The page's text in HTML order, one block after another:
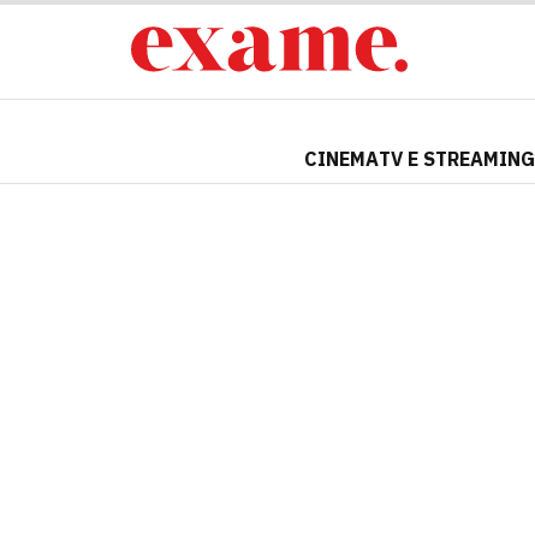
CINEMATV E STREAMING